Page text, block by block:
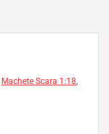
Machete Scara 1:18,